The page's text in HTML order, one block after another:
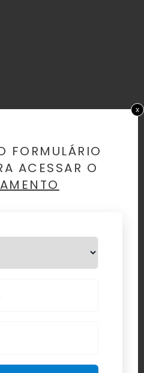
FORMULÁRIO
ACESSAR O
x